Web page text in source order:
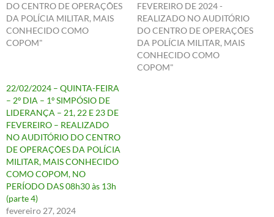
DO CENTRO DE OPERAÇÕES
DA POLÍCIA MILITAR, MAIS
CONHECIDO COMO
COPOM"
FEVEREIRO DE 2024 -
REALIZADO NO AUDITÓRIO
DO CENTRO DE OPERAÇÕES
DA POLÍCIA MILITAR, MAIS
CONHECIDO COMO
COPOM"
22/02/2024 – QUINTA-FEIRA
– 2º DIA – 1º SIMPÓSIO DE
LIDERANÇA – 21, 22 E 23 DE
FEVEREIRO – REALIZADO
NO AUDITÓRIO DO CENTRO
DE OPERAÇÕES DA POLÍCIA
MILITAR, MAIS CONHECIDO
COMO COPOM, NO
PERÍODO DAS 08h30 às 13h
(parte 4)
fevereiro 27, 2024